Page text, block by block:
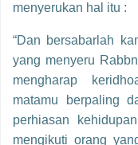
menyerukan hal itu :
“Dan bersabarlah
yang menyeru
mengharap
matamu berpaling
perhiasan
mengikuti orang